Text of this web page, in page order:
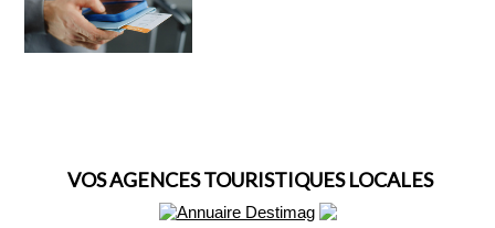
VOS AGENCES TOURISTIQUES LOCALES